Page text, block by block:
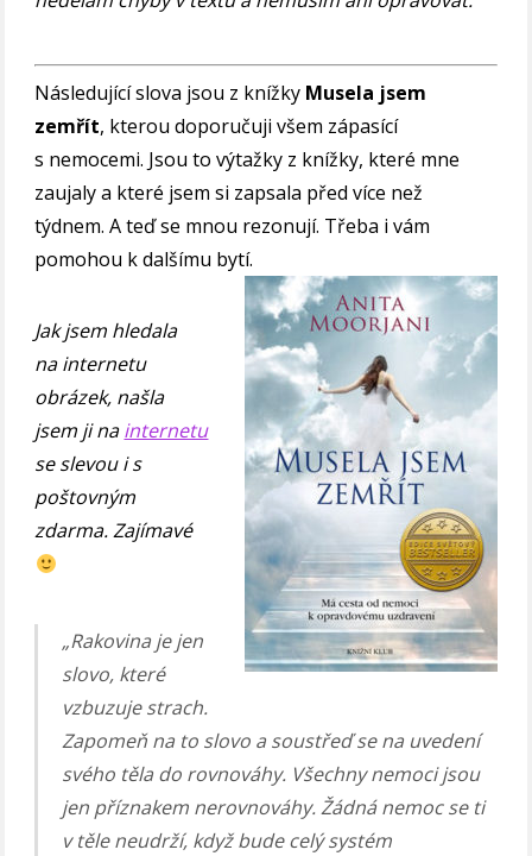
Následující slova jsou z knížky Musela jsem
zemřít, kterou doporučuji všem zápasící
s nemocemi. Jsou to výtažky z knížky, které mne
zaujaly a které jsem si zapsala před více než
týdnem. A teď se mnou rezonují. Třeba i vám
pomohou k dalšímu bytí.
Jak jsem hledala
na internetu
obrázek, našla
jsem ji nainternetu
se slevou i s
poštovným
zdarma. Zajímavé
„Rakovina je jen
slovo, které
vzbuzuje strach.
Zapomeň na to slovo a soustřeď se na uvedení
svého těla do rovnováhy. Všechny nemoci jsou
jen příznakem nerovnováhy. Žádná nemoc se ti
v těle neudrží, když bude celý systém